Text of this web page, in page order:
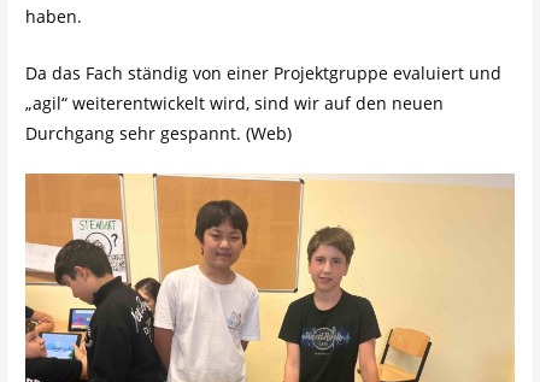
haben.
Da das Fach ständig von einer Projektgruppe evaluiert und
„agil“ weiterentwickelt wird, sind wir auf den neuen
Durchgang sehr gespannt. (Web)